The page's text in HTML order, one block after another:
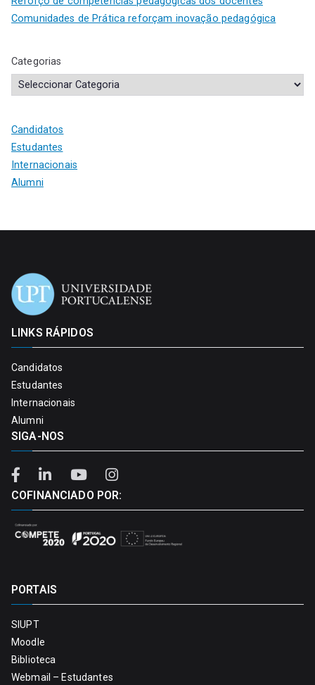
Comunidades de Prática reforçam inovação pedagógica
Categorias
Candidatos
Estudantes
Internacionais
Alumni
LINKS RÁPIDOS
Candidatos
Estudantes
Internacionais
Alumni
SIGA-NOS
COFINANCIADO POR:
PORTAIS
SIUPT
Moodle
Biblioteca
Webmail – Estudantes